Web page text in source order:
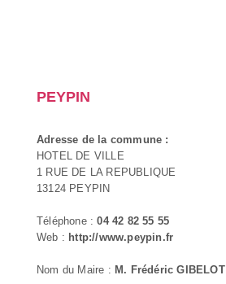
PEYPIN
Adresse de la commune :
HOTEL DE VILLE
1 RUE DE LA REPUBLIQUE
13124 PEYPIN
Téléphone :04 42 82 55 55
Web : http://www.peypin.fr
Nom du Maire : M. Frédéric GIBELOT